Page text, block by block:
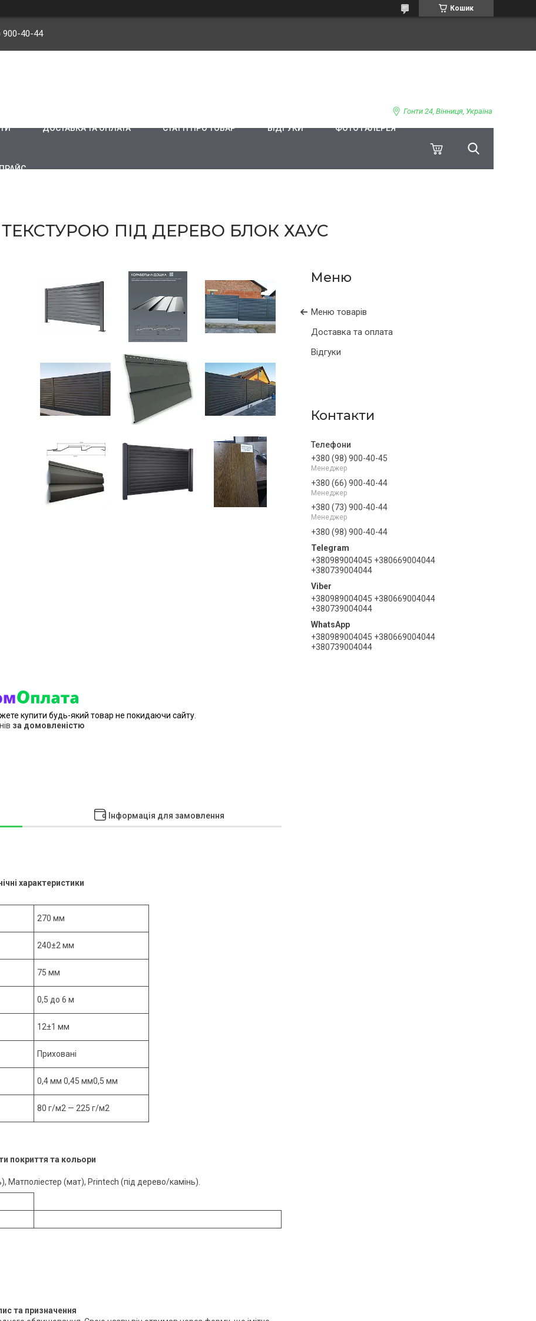
Кошик
900-40-44
Гонти 24, Вінниця, Україна
ДОСТАВКА ТА ОПЛАТА СТАТТІ ПРО ТОВАР ВІДГУКИ ФОТО ГАЛЕРЕЯ
ПІД ДЕРЕВО БЛОК ХАУС
Меню товарів
Доставка та оплата
Відгуки
Контакти
+380 (98) 900-40-45
Менеджер
+380 (66) 900-40-44
Менеджер
+380 (73) 900-40-44
Менеджер
+380 (98) 900-40-44
+380989004045 +380669004044
+380739004044
+380989004045 +380669004044
+380739004044
+380989004045 +380669004044
+380739004044
купити будь-який товар не покидаючи сайту.
за домовленістю
Інформація для замовлення
характеристики
270 мм
240±2 мм
75 мм
0,5 до 6 м
12±1 мм
Приховані
0,4 мм 0,45 мм0,5 мм
80 г/м2 — 225 г/м2
покриття та кольори
Матполіестер (мат), Printech (під дерево/камінь).
та призначення